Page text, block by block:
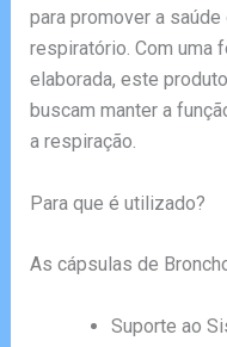
para promover a
respiratório. Com uma
elaborada, este
buscam manter a
a respiração.
Para que é utilizado?
As cápsulas de
Suporte ao